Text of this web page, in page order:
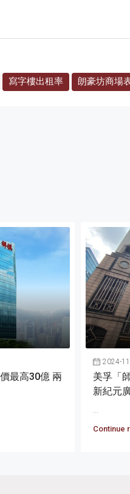
寫字樓出租率 朗豪坊商場
最高30億 兩
2024-
美孚「
新紀元
Continue